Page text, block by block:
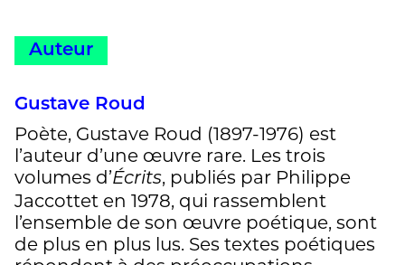
Auteur
Gustave Roud
Poète, Gustave Roud (1897-1976) est
l’auteur d’une œuvre rare. Les trois
volumes d’Écrits, publiés par Philippe
Jaccottet en 1978, qui rassemblent
l’ensemble de son œuvre poétique, sont
de plus en plus lus. Ses textes poétiques